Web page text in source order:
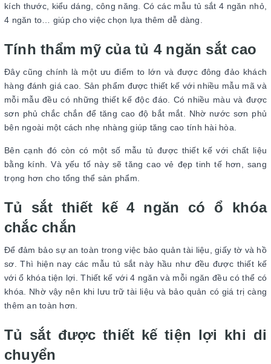
kích thước, kiểu dáng, công năng. Có các mẫu tủ sắt 4 ngăn nhỏ,
4 ngăn to… giúp cho việc chọn lựa thêm dễ dàng.
Tính thẩm mỹ của tủ 4 ngăn sắt cao
Đây cũng chính là một ưu điểm to lớn và được đông đảo khách
hàng đánh giá cao. Sản phẩm được thiết kế với nhiều mẫu mã và
mỗi mẫu đều có những thiết kế độc đáo. Có nhiều màu và được
sơn phủ chắc chắn để tăng cao độ bắt mắt. Nhờ nước sơn phủ
bên ngoài một cách nhẹ nhàng giúp tăng cao tính hài hòa.
Bên cạnh đó còn có một số mẫu tủ được thiết kế với chất liệu
bằng kính. Và yếu tố này sẽ tăng cao vẻ đẹp tinh tế hơn, sang
trọng hơn cho tổng thể sản phẩm.
Tủ sắt thiết kế 4 ngăn có ổ khóa
chắc chắn
Để đảm bảo sự an toàn trong việc bảo quản tài liệu, giấy tờ và hồ
sơ. Thì hiện nay các mẫu tủ sắt này hầu như đều được thiết kế
với ổ khóa tiện lợi. Thiết kế với 4 ngăn và mỗi ngăn đều có thể có
khóa. Nhờ vậy nên khi lưu trữ tài liệu và bảo quản có giá trị càng
thêm an toàn hơn.
Tủ sắt được thiết kế tiện lợi khi di
chuyển